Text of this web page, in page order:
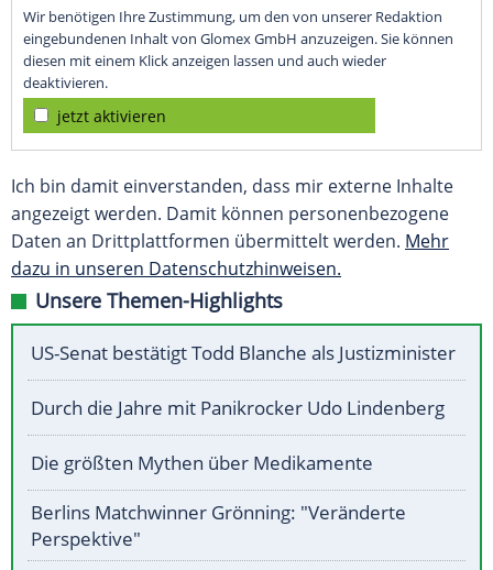
Wir benötigen Ihre Zustimmung, um den von unserer Redaktion
eingebundenen Inhalt von Glomex GmbH anzuzeigen. Sie können
diesen mit einem Klick anzeigen lassen und auch wieder
deaktivieren.
jetzt aktivieren
Ich bin damit einverstanden, dass mir externe Inhalte
angezeigt werden. Damit können personenbezogene
Daten an Drittplattformen übermittelt werden. Mehr
dazu in unseren Datenschutzhinweisen.
Unsere Themen-Highlights
US-Senat bestätigt Todd Blanche als Justizminister
Durch die Jahre mit Panikrocker Udo Lindenberg
Die größten Mythen über Medikamente
Berlins Matchwinner Grönning: "Veränderte
Perspektive"